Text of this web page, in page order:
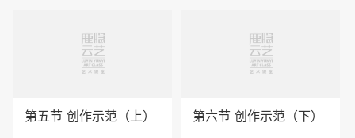
第五节 创作示范（上） 第六节 创作示范（下）